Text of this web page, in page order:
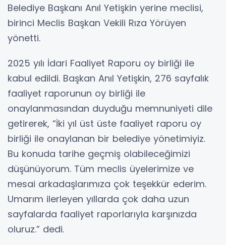
Belediye Başkanı Anıl Yetişkin yerine meclisi,
birinci Meclis Başkan Vekili Rıza Yörüyen
yönetti.
2025 yılı İdari Faaliyet Raporu oy birliği ile
kabul edildi. Başkan Anıl Yetişkin, 276 sayfalık
faaliyet raporunun oy birliği ile
onaylanmasından duyduğu memnuniyeti dile
getirerek, “İki yıl üst üste faaliyet raporu oy
birliği ile onaylanan bir belediye yönetimiyiz.
Bu konuda tarihe geçmiş olabileceğimizi
düşünüyorum. Tüm meclis üyelerimize ve
mesai arkadaşlarımıza çok teşekkür ederim.
Umarım ilerleyen yıllarda çok daha uzun
sayfalarda faaliyet raporlarıyla karşınızda
oluruz.” dedi.